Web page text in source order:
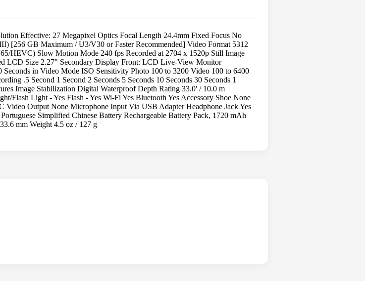
Effective: 27 Megapixel Optics Focal Length 24.4mm Fixed Focus No
[256 GB Maximum / U3/V30 or Faster Recommended] Video Format 5312
HEVC) Slow Motion Mode 240 fps Recorded at 2704 x 1520p Still Image
LCD Size 2.27" Secondary Display Front: LCD Live-View Monitor
in Video Mode ISO Sensitivity Photo 100 to 3200 Video 100 to 6400
.5 Second 1 Second 2 Seconds 5 Seconds 10 Seconds 30 Seconds 1
Image Stabilization Digital Waterproof Depth Rating 33.0' / 10.0 m
Flash Light - Yes Flash - Yes Wi-Fi Yes Bluetooth Yes Accessory Shoe None
Output None Microphone Input Via USB Adapter Headphone Jack Yes
Simplified Chinese Battery Rechargeable Battery Pack, 1720 mAh
mm Weight 4.5 oz / 127 g